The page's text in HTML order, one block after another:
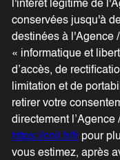
l'intérêt légitime de
conservées jusqu'à
destinées à l'Agence
« informatique et
d’accès, de
limitation et de
retirer votre
directement
https://cnil.fr/frpour
vous estimez, après